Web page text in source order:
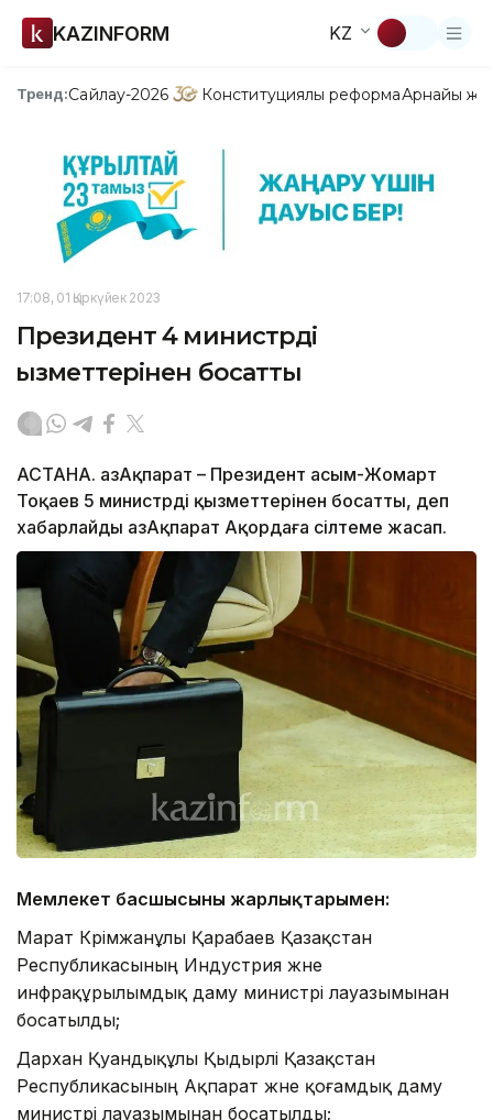
KAZINFORM KZ
Тренд:Сайлау-2026 Конституциялық реформаАрнайы
17:08, 01 Қыркүйек 2023
Президент 4 министрді
қызметтерінен босатты
АСТАНА. ҚазАқпарат – Президент Қасым-Жомарт
Тоқаев 5 министрді қызметтерінен босатты, деп
хабарлайды ҚазАқпарат Ақордаға сілтеме жасап.
Мемлекет басшысының жарлықтарымен:
Марат Кәрімжанұлы Қарабаев Қазақстан
Республикасының Индустрия және
инфрақұрылымдық даму министрі лауазымынан
босатылды;
Дархан Қуандықұлы Қыдырәлі Қазақстан
Республикасының Ақпарат және қоғамдық даму
министрі лауазымынан босатылды;